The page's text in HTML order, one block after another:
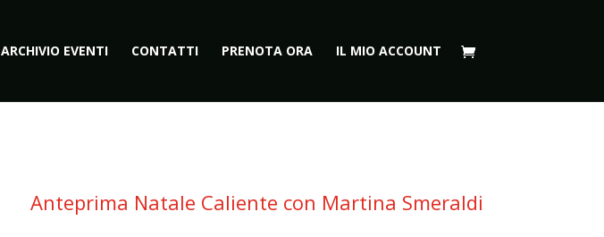
ARCHIVIO EVENTI CONTATTI PRENOTA ORA IL MIO ACCOUNT
Anteprima Natale Caliente con Martina Smeraldi